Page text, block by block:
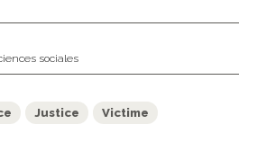
sociales
Justice Victime